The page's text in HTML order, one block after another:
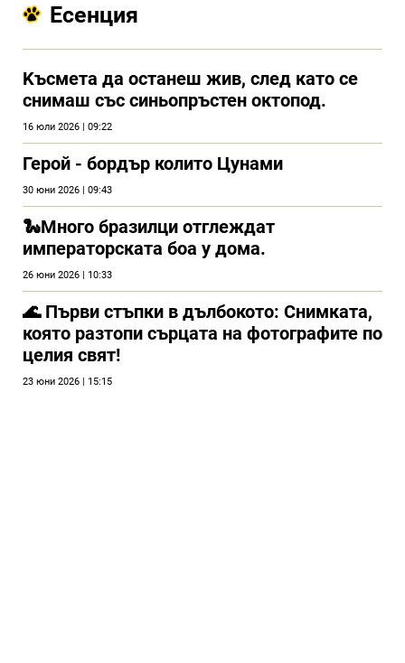
Есенция
Kъсмета да останеш жив, след като се
снимаш със синьопръстен октопод.
16 юли 2026 | 09:22
Герой - бордър колито Цунами
30 юни 2026 | 09:43
🐍Много бразилци отглеждат
императорската боа у дома.
26 юни 2026 | 10:33
🌊 Първи стъпки в дълбокото: Снимката,
която разтопи сърцата на фотографите по
целия свят!
23 юни 2026 | 15:15